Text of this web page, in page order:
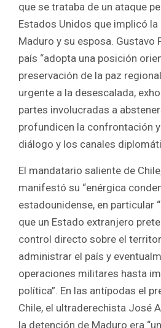
que se trataba de un ataque
Estados Unidos que implicó
Maduro y su esposa. Gustavo
país “adopta una posición
preservación de la paz
urgente a la desescalada,
partes involucradas a
profundicen la confrontación
diálogo y los canales
El mandatario saliente de
manifestó su “enérgica
estadounidense, en particular
que un Estado extranjero
control directo sobre el
administrar el país y
operaciones militares hasta
política”. En las antípodas el
Chile, el ultraderechista José
la detención de Maduro era